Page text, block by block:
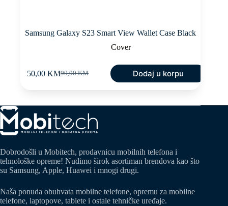
Samsung Galaxy S23 Smart View Wallet Case Black
Cover
90,00KM
Original
90,00 KM.
50,00KMCurrent
50,00 KM.
Dodaj u korpu
Dobrodošli u Mobitech, prodavnicu mobilnih telefona i
tehnološke opreme! Nudimo širok asortiman brendova kao što
su Samsung, Apple, Huawei i mnogi drugi.
Naša ponuda obuhvata mobilne telefone, opremu za mobilne
telefone, laptopove, tablete i ostale tehničke uređaje.